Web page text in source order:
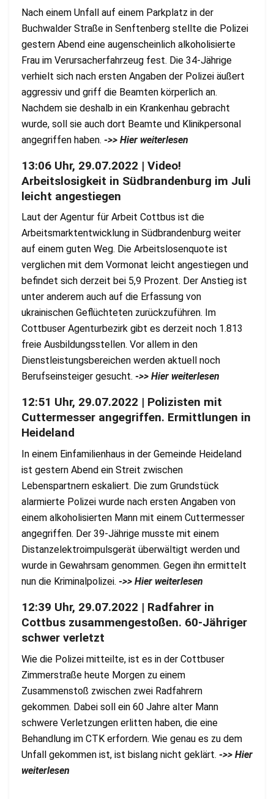
Nach einem Unfall auf einem Parkplatz in der
Buchwalder Straße in Senftenberg stellte die Polizei
gestern Abend eine augenscheinlich alkoholisierte
Frau im Verursacherfahrzeug fest. Die 34-Jährige
verhielt sich nach ersten Angaben der Polizei äußert
aggressiv und griff die Beamten körperlich an.
Nachdem sie deshalb in ein Krankenhau gebracht
wurde, soll sie auch dort Beamte und Klinikpersonal
angegriffen haben. ->> Hier weiterlesen
13:06 Uhr, 29.07.2022 | Video!
Arbeitslosigkeit in Südbrandenburg im Juli
leicht angestiegen
Laut der Agentur für Arbeit Cottbus ist die
Arbeitsmarktentwicklung in Südbrandenburg weiter
auf einem guten Weg. Die Arbeitslosenquote ist
verglichen mit dem Vormonat leicht angestiegen und
befindet sich derzeit bei 5,9 Prozent. Der Anstieg ist
unter anderem auch auf die Erfassung von
ukrainischen Geflüchteten zurückzuführen. Im
Cottbuser Agenturbezirk gibt es derzeit noch 1.813
freie Ausbildungsstellen. Vor allem in den
Dienstleistungsbereichen werden aktuell noch
Berufseinsteiger gesucht. ->> Hier weiterlesen
12:51 Uhr, 29.07.2022 | Polizisten mit
Cuttermesser angegriffen. Ermittlungen in
Heideland
In einem Einfamilienhaus in der Gemeinde Heideland
ist gestern Abend ein Streit zwischen
Lebenspartnern eskaliert. Die zum Grundstück
alarmierte Polizei wurde nach ersten Angaben von
einem alkoholisierten Mann mit einem Cuttermesser
angegriffen. Der 39-Jährige musste mit einem
Distanzelektroimpulsgerät überwältigt werden und
wurde in Gewahrsam genommen. Gegen ihn ermittelt
nun die Kriminalpolizei. ->> Hier weiterlesen
12:39 Uhr, 29.07.2022 | Radfahrer in
Cottbus zusammengestoßen. 60-Jähriger
schwer verletzt
Wie die Polizei mitteilte, ist es in der Cottbuser
Zimmerstraße heute Morgen zu einem
Zusammenstoß zwischen zwei Radfahrern
gekommen. Dabei soll ein 60 Jahre alter Mann
schwere Verletzungen erlitten haben, die eine
Behandlung im CTK erfordern. Wie genau es zu dem
Unfall gekommen ist, ist bislang nicht geklärt. ->> Hier
weiterlesen